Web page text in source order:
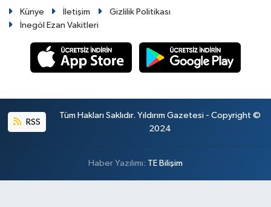
Künye İletişim
Gizlilik Politikası
İnegöl Ezan Vakitleri
RSS
Tüm Hakları Saklıdır. Yıldırım Gazetesi - Copyright ©
2024
Haber Yazılımı: TE Bilişim